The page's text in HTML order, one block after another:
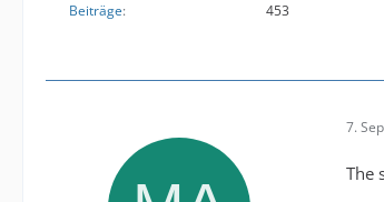
Beiträge
453
7.
The